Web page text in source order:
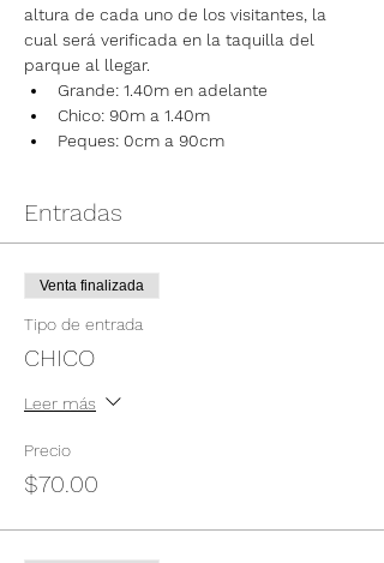
altura de cada uno de los visitantes, la
cual será verificada en la taquilla del
parque al llegar.
Grande: 1.40m en adelante
Chico: 90m a 1.40m
Peques: 0cm a 90cm
Entradas
Venta finalizada
Tipo de entrada
CHICO
Leer más
Precio
$70.00